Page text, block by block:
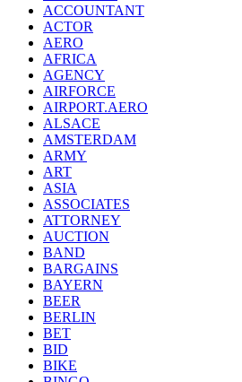
ACCOUNTANT
ACTOR
AERO
AFRICA
AGENCY
AIRFORCE
AIRPORT.AERO
ALSACE
AMSTERDAM
ARMY
ART
ASIA
ASSOCIATES
ATTORNEY
AUCTION
BAND
BARGAINS
BAYERN
BEER
BERLIN
BET
BID
BIKE